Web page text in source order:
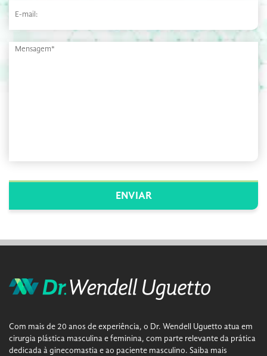
Com mais de 20 anos de experiência, o Dr. Wendell Uguetto atua em
cirurgia plástica masculina e feminina, com parte relevante da prática
dedicada à ginecomastia e ao paciente masculino. Saiba mais